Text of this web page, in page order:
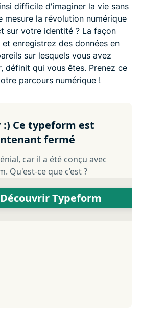
difficile d'imaginer la vie sans
mesure la révolution numérique
sur votre identité ? La façon
enregistrez des données en
sur lesquels vous avez
définit qui vous êtes. Prenez ce
parcours numérique !